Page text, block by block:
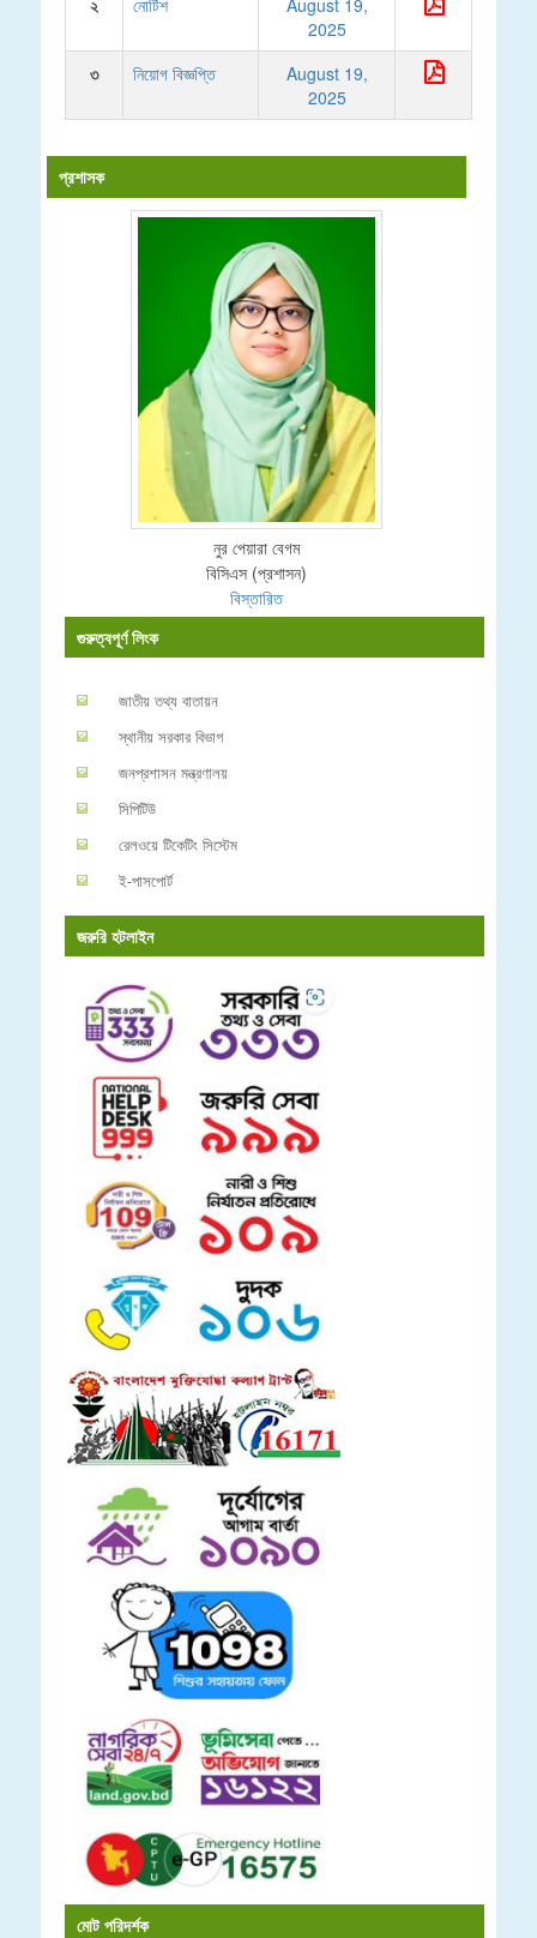
2025
৩
নিয়োগ বিজ্ঞপ্তি
August 19,
2025
প্রশাসক
নুর পেয়ারা বেগম
বিসিএস (প্রশাসন)
বিস্তারিত
গুরুত্বপূর্ণ লিংক
জাতীয় তথ্য বাতায়ন
স্থানীয় সরকার বিভাগ
জনপ্রশাসন মন্ত্রণালয়
সিপিটিউ
রেলওয়ে টিকেটিং সিস্টেম
ই-পাসপোর্ট
জরুরি হটলাইন
মোট পরিদর্শক